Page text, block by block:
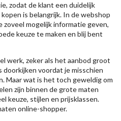
zodat de klant een duidelijk
is belangrijk. In de webshop
zoveel mogelijk informatie geven,
keuze te maken en blij bent
werk, zeker als het aanbod groot
doorkijken voordat je misschien
Maar wat is het toch geweldig om
zijn binnen de grote maten
keuze, stijlen en prijsklassen.
online-shopper.